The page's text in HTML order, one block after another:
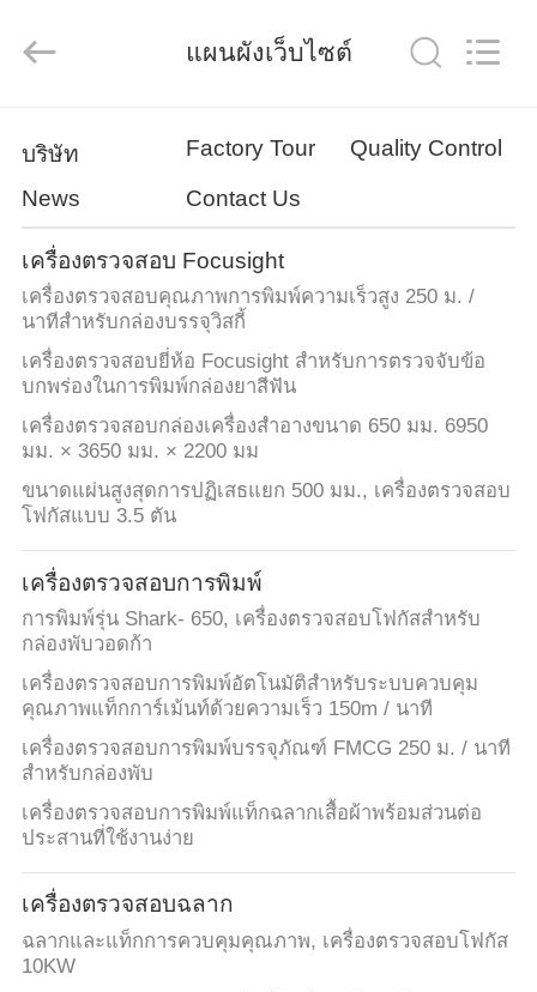
บ้าน
สินค้า
เกี่ยว
กับ
เรา
ทัวร์
โรงงาน
ควบคุม
คุณภาพ
ติดต่อ
เรา
ข่าว
Technology
Co.,Ltd.
แผนผังเว็บไซต์
บริษัท Factory Tour
Quality Control
News
Contact Us
เครื่องตรวจสอบ Focusight
เครื่องตรวจสอบคุณภาพการพิมพ์ความเร็วสูง 250 ม. /
นาทีสำหรับกล่องบรรจุวิสกี้
เครื่องตรวจสอบยี่ห้อ Focusight สำหรับการตรวจจับข้อ
บกพร่องในการพิมพ์กล่องยาสีฟัน
เครื่องตรวจสอบกล่องเครื่องสำอางขนาด 650 มม. 6950
มม. × 3650 มม. × 2200 มม
ขนาดแผ่นสูงสุดการปฏิเสธแยก 500 มม., เครื่องตรวจสอบ
โฟกัสแบบ 3.5 ตัน
เครื่องตรวจสอบการพิมพ์
การพิมพ์รุ่น Shark- 650, เครื่องตรวจสอบโฟกัสสำหรับ
กล่องพับวอดก้า
เครื่องตรวจสอบการพิมพ์อัตโนมัติสำหรับระบบควบคุม
คุณภาพแท็กการ์เม้นท์ด้วยความเร็ว 150m / นาที
เครื่องตรวจสอบการพิมพ์บรรจุภัณฑ์ FMCG 250 ม. / นาที
สำหรับกล่องพับ
เครื่องตรวจสอบการพิมพ์แท็กฉลากเสื้อผ้าพร้อมส่วนต่อ
ประสานที่ใช้งานง่าย
เครื่องตรวจสอบฉลาก
ฉลากและแท็กการควบคุมคุณภาพ, เครื่องตรวจสอบโฟกัส
10KW